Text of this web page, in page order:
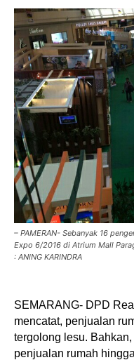
– PAMERAN- Sebanyak 16
Expo 6/2016 di Atrium Mall
: ANING KARINDRA
SEMARANG- DPD
mencatat, penjualan
tergolong lesu.
penjualan rumah